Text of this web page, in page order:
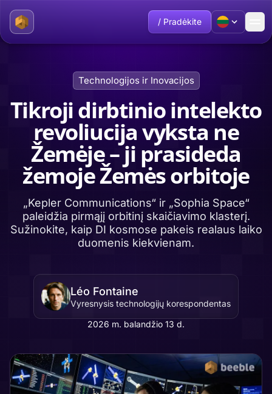
/ Pradėkite
Technologijos ir Inovacijos
Tikroji dirbtinio intelekto
revoliucija vyksta ne
Žemėje – ji prasideda
žemoje Žemės orbitoje
„Kepler Communications“ ir „Sophia Space“
paleidžia pirmąjį orbitinį skaičiavimo klasterį.
Sužinokite, kaip DI kosmose pakeis realaus laiko
duomenis kiekvienam.
Léo Fontaine
Vyresnysis technologijų korespondentas
2026 m. balandžio 13 d.